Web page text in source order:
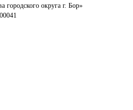
округа г. Бор»